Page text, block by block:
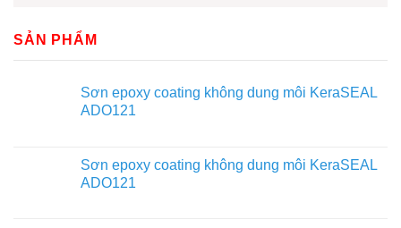
SẢN PHẨM
Sơn epoxy coating không dung môi KeraSEAL
ADO121
Sơn epoxy coating không dung môi KeraSEAL
ADO121